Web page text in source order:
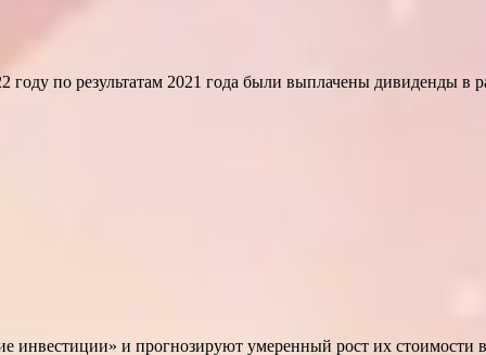
по результатам 2021 года были выплачены дивиденды в
и прогнозируют умеренный рост их стоимости